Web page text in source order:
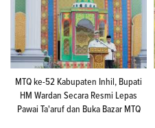
MTQ ke-52 Kabupaten Inhil, Bupati
HM Wardan Secara Resmi Lepas
Pawai Ta'aruf dan Buka Bazar MTQ